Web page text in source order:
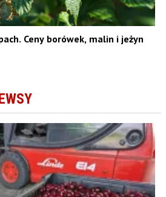
Ceny borówek, malin i jeżyn